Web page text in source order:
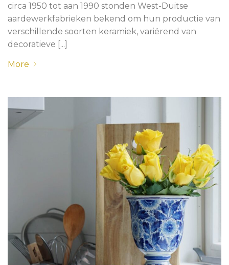
circa 1950 tot aan 1990 stonden West-Duitse
aardewerkfabrieken bekend om hun productie van
verschillende soorten keramiek, variërend van
decoratieve [...]
More